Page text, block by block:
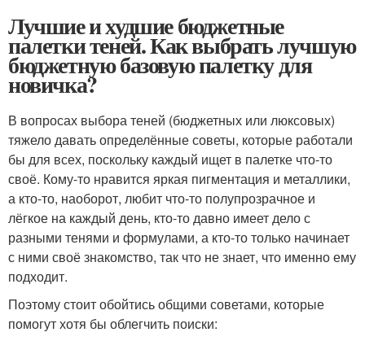
Лучшие и худшие бюджетные
палетки теней. Как выбрать лучшую
бюджетную базовую палетку для
новичка?
В вопросах выбора теней (бюджетных или люксовых)
тяжело давать определённые советы, которые работали
бы для всех, поскольку каждый ищет в палетке что-то
своё. Кому-то нравится яркая пигментация и металлики,
а кто-то, наоборот, любит что-то полупрозрачное и
лёгкое на каждый день, кто-то давно имеет дело с
разными тенями и формулами, а кто-то только начинает
с ними своё знакомство, так что не знает, что именно ему
подходит.
Поэтому стоит обойтись общими советами, которые
помогут хотя бы облегчить поиски: